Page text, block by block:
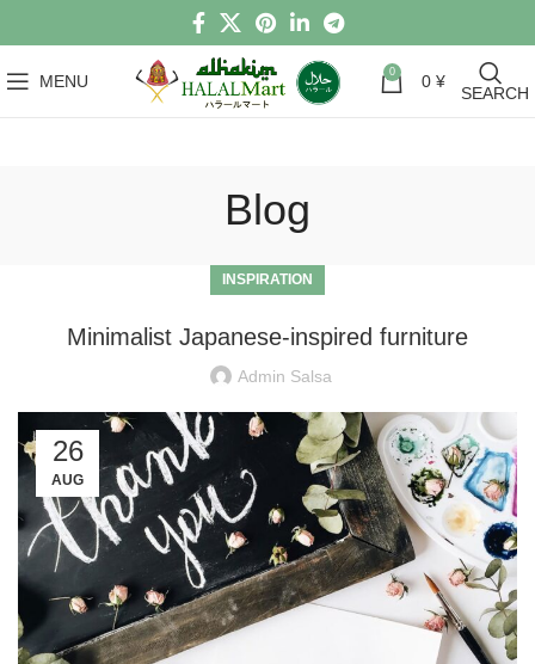
MENU 0 0 ¥
SEARCH
Blog
INSPIRATION
Minimalist Japanese-inspired furniture
Admin Salsa
26
AUG